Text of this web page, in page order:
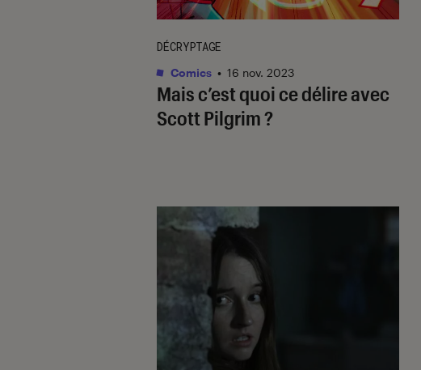
Mais c’est quoi ce délire avec
Scott Pilgrim?
DÉCRYPTAGE
Comics • 16 nov. 2023